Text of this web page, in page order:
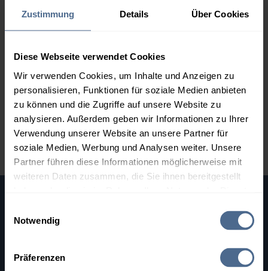
Zustimmung Details Über Cookies
Diese Webseite verwendet Cookies
Wir verwenden Cookies, um Inhalte und Anzeigen zu
personalisieren, Funktionen für soziale Medien anbieten
zu können und die Zugriffe auf unsere Website zu
analysieren. Außerdem geben wir Informationen zu Ihrer
Verwendung unserer Website an unsere Partner für
soziale Medien, Werbung und Analysen weiter. Unsere
Partner führen diese Informationen möglicherweise mit
weiteren Daten zusammen, die Sie ihnen bereitgestellt
Notwendig
Präferenzen
bestimmte Richtung bewegen. Natürlich gehört auch ein
bisschen Glück dazu, rechtzeitig eine Trendwende zu
Ihnen täglich Neues vom Heizöl-Markt vermitteln, und
unseres
Heizöl-Barometers
sind Sie bestens informiert,
um für sich die richtige Entscheidung zu treffen. Der
Heizölpreis-Verlauf soll Ihnen also eine
Entscheidungshilfegeben, wann Sie in der Kaufphase
am besten "zuschlagen" sollten.
Heizöl-Chart für Ihren Ort
Postleitzahl eingeben und die Heizölpreisentwicklung für